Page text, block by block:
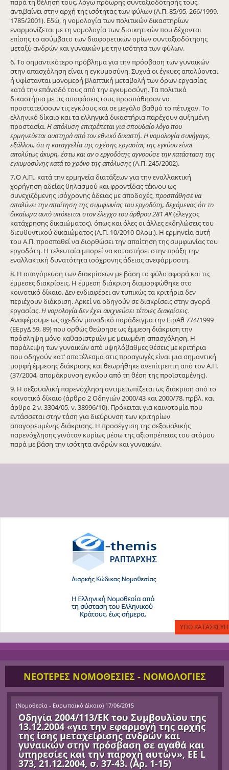
παρά τη θέλησή τους, λόγω πρόωρης συνταξιοδότησής τους,
αντιβαίνει στην αρχή της ισότητας των φύλων (Α.Π. 85/95, 266/1999,
1785/2001). Εδώ, η νομολογία των πολιτικών δικαστηρίων
εναρμονίζεται με τη νομολογία των διοικητικών που δέχονται
επίσης το ασύμβατο των διαφορετικών ορίων συνταξιοδότησης
μεταξύ ανδρών και γυναικών με την ισότητα των φύλων.
6. Το σημαντικότερο πρόβλημα για την πρόσβαση των γυναικών
στην απασχόληση είναι η εγκυμοσύνη. Συχνά οι έγκυες απολύονται
ή υφίστανται μονομερή βλαπτική μεταβολή των όρων εργασίας
κατά την επάνοδό τους από την εγκυμοσύνη. Τα πολιτικά
δικαστήρια με τις αποφάσεις τους προσπάθησαν να
προστατεύσουν τις εγκύους και σε μεγάλο βαθμό το πέτυχαν. Το
ελληνικό δίκαιο και τα ελληνικά δικαστήρια παρέχουν αυξημένη
προστασία.Η απόλυση επιτρέπεται για σπουδαίο λόγο που
ερμηνεύεται αυστηρά από τον εθνικό δικαστή. Η νομολογία συνήγαγε,
εξάλλου, ότι η καταγγελία της σχέσης εργασίας της εγκύου είναι
απολύτως άκυρη, έστω και αν ο εργοδότης αγνοούσε την κατάσταση της
εγκυμοσύνης κατά το χρόνο της απόλυσης(Α.Π. 245/2002).
7.Ο Α.Π., κατά την ερμηνεία διατάξεων για την εναλλακτική
χορήγηση αδείας θηλασμού και φροντίδας τέκνου ως
συνεχιζόμενης ισόχρονης άδειας με αποδοχές,προσπάθησε να
απαλύνει την απαίτηση της συμφωνίας του εργοδότη, δεχόμενος ότι το
δικαίωμα αυτό υπόκειται στον έλεγχο του άρθρου 281 ΑΚ(έλεγχος
κατάχρησης δικαιώματος), όπως και όλες οι άλλες εκδηλώσεις του
διευθυντικού δικαιώματος (Α.Π. 10/2010 Ολομ.). Η ερμηνεία αυτή
του Α.Π. προσπαθεί να διορθώσει την απαίτηση της συμφωνίας του
εργοδότη. Η τελευταία μπορεί να καταστήσει στην πράξη την
εναλλακτική δυνατότητα ισόχρονης άδειας ανεφάρμοστη.
8. Η απαγόρευση των διακρίσεων με βάση το φύλο αφορά και τις
έμμεσες διακρίσεις. Η έμμεση διάκριση διαμορφώθηκε στο
κοινοτικό δίκαιο. Δεν ενδιαφέρει αν τυπικώς τα κριτήρια δεν
περιέχουν διάκριση. Αρκεί να οδηγούν σε διακρίσεις στην αγορά
εργασίας.Η νομολογία δεν έχει ανιχνεύσει τέτοιες διακρίσεις.
Αναφέρουμε ως σχεδόν μοναδικό παράδειγμα την ΕιρΑθ 774/1999
(ΕΕργΔ 59, 89) που ορθώς θεώρησε ως έμμεση διάκριση την
πρόσληψη μόνο καθαριστριών με μειωμένη απασχόληση. Η
παράλειψη των γυναικών από υψηλόβαθμες θέσεις με κριτήρια
που οδηγούν κατ’ αποτέλεσμα στις προαγωγές είναι μια σημαντική
μορφή έμμεσης διάκρισης και θεωρήθηκε ανεπίτρεπτη από τον Α.Π.
(37/2004, απομάκρυνση εγκύου από τη θέση της προϊσταμένης).
9. Η σεξουαλική παρενόχληση αντιμετωπίζεται ως διάκριση από το
κοινοτικό δίκαιο (άρθρο 2 Οδηγιών 2000/43 και 2000/78, πρβλ. και
άρθρο 2 ν. 3304/05, ν. 38996/10). Πρόκειται για καινοτομία που
εντάσσεται στην τάση για διεύρυνση των κριτηρίων
απαγορευμένης διάκρισης. Η προσέγγιση της σεξουαλικής
παρενόχλησης γινόταν κυρίως μέσω της αξιοπρέπειας του ατόμου
παρά με βάση την ισότητα ανδρών και γυναικών.
ΝΕΟΤΕΡΕΣ ΝΟΜΟΘΕΣΙΕΣ - ΝΟΜΟΛΟΓΙΕΣ
(Νομοθεσία - Ευρωπαϊκό Δίκαιο) 17/06/2015
Οδηγία 2004/113/ΕΚ του Συμβουλίου της
13.12.2004 «για την εφαρμογή της αρχής
της ίσης μεταχείρισης ανδρών και
γυναικών στην πρόσβαση σε αγαθά και
υπηρεσίες και την παροχή αυτών», ΕΕ L
373, 21.12.2004, σ. 37-43. (Αρ. 1-15)